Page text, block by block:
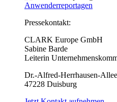
Anwenderreportagen
Pressekontakt:
CLARK Europe GmbH
Sabine Barde
Leiterin
Dr.-Alfred-Herrhausen-
47228 Duisburg